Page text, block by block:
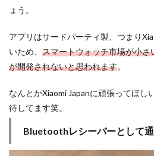
ょう。
アプリはサードパーティ製、つまり
いため、 スマートウォッチ市場が小
が開発されないと思われます。
なんとかXiaomi Japanに頑張ってほし
待してます笑。
Bluetoothレシーバーとして